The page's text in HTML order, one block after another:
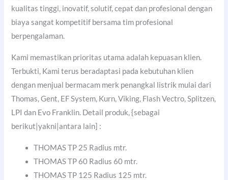
kualitas tinggi, inovatif, solutif, cepat dan profesional dengan
biaya sangat kompetitif bersama tim profesional
berpengalaman.
Kami memastikan prioritas utama adalah kepuasan klien.
Terbukti, Kami terus beradaptasi pada kebutuhan klien
dengan menjual bermacam merk penangkal listrik mulai dari
Thomas, Gent, EF System, Kurn, Viking, Flash Vectro, Splitzen,
LPI dan Evo Franklin. Detail produk, {sebagai
berikut|yakni|antara lain] :
THOMAS TP 25 Radius mtr.
THOMAS TP 60 Radius 60 mtr.
THOMAS TP 125 Radius 125 mtr.